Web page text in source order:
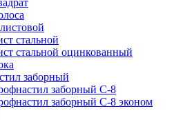
стальной
стальной оцинкованный
заборный
заборный С-8
заборный С-8 эконом